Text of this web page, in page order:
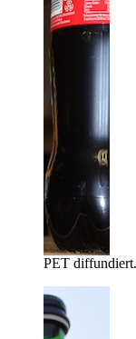
PET